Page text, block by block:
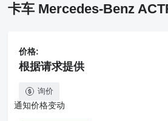
卡车 Mercedes-Benz
价格:
根据请求提供
询价
通知价格变动